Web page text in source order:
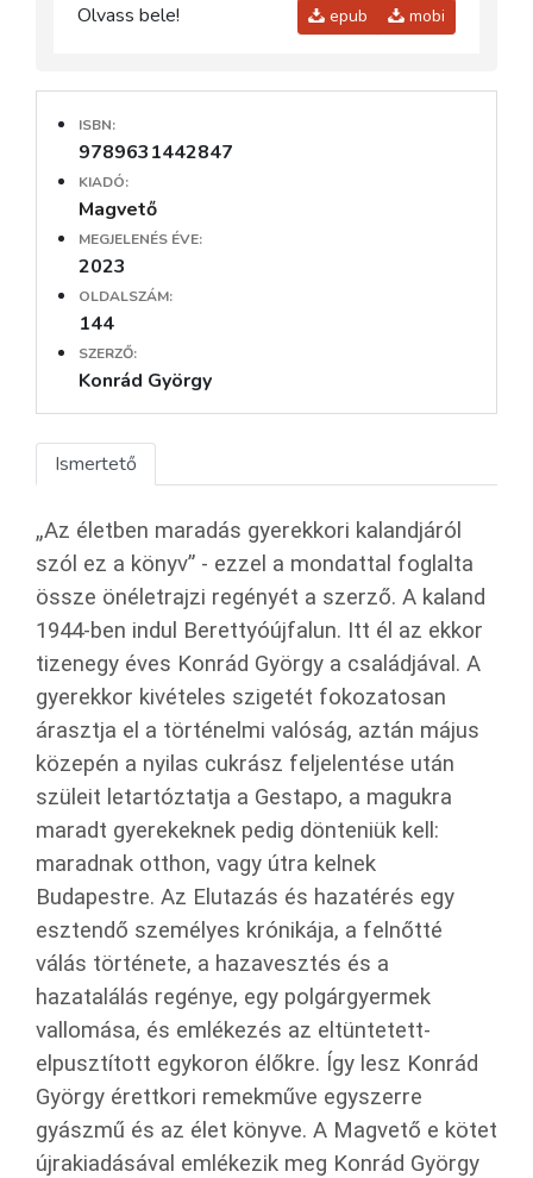
Olvass bele! epub mobi
ISBN:
9789631442847
KIADÓ:
Magvető
MEGJELENÉS ÉVE:
2023
OLDALSZÁM:
144
SZERZŐ:
Konrád György
Ismertető
„Az életben maradás gyerekkori kalandjáról
szól ez a könyv” - ezzel a mondattal foglalta
össze önéletrajzi regényét a szerző. A kaland
1944-ben indul Berettyóújfalun. Itt él az ekkor
tizenegy éves Konrád György a családjával. A
gyerekkor kivételes szigetét fokozatosan
árasztja el a történelmi valóság, aztán május
közepén a nyilas cukrász feljelentése után
szüleit letartóztatja a Gestapo, a magukra
maradt gyerekeknek pedig dönteniük kell:
maradnak otthon, vagy útra kelnek
Budapestre. Az Elutazás és hazatérés egy
esztendő személyes krónikája, a felnőtté
válás története, a hazavesztés és a
hazatalálás regénye, egy polgárgyermek
vallomása, és emlékezés az eltüntetett-
elpusztított egykoron élőkre. Így lesz Konrád
György érettkori remekműve egyszerre
gyászmű és az élet könyve. A Magvető e kötet
újrakiadásával emlékezik meg Konrád György